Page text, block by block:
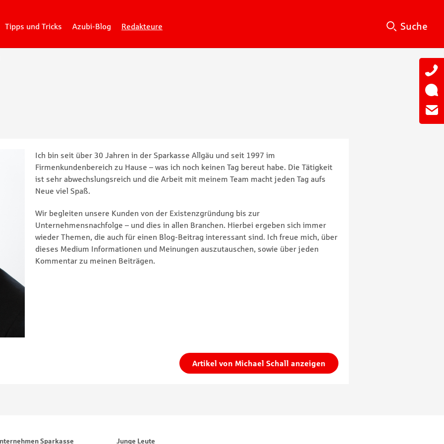
Suche
Suche
Tipps und Tricks Azubi-Blog Redakteure
Ich bin seit über 30 Jahren in der Sparkasse Allgäu und seit 1997 im
Firmenkundenbereich zu Hause – was ich noch keinen Tag bereut habe. Die Tätigkeit
ist sehr abwechslungsreich und die Arbeit mit meinem Team macht jeden Tag aufs
Neue viel Spaß.
Wir begleiten unsere Kunden von der Existenzgründung bis zur
Unternehmensnachfolge – und dies in allen Branchen. Hierbei ergeben sich immer
wieder Themen, die auch für einen Blog-Beitrag interessant sind. Ich freue mich, über
dieses Medium Informationen und Meinungen auszutauschen, sowie über jeden
Kommentar zu meinen Beiträgen.
Artikel von Michael Schall anzeigen
Sparkasse Junge Leute